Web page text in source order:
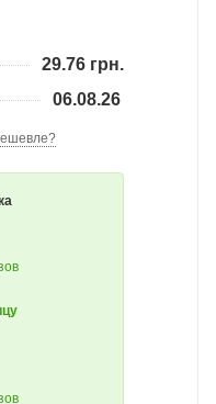
29.76 грн.
06.08.26